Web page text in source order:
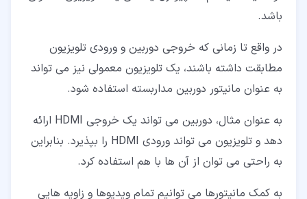
باشد.
در واقع تا زمانی که خروجی دوربین و ورودی تلویزیون
مطابقت داشته باشند، یک تلویزیون معمولی نیز می تواند
به عنوان مانیتور دوربین مداربسته استفاده شود.
به عنوان مثال، دوربین می تواند یک خروجی HDMI ارائه
دهد و تلویزیون می تواند ورودی HDMI را بپذیرد. بنابراین
به راحتی می توان از آن ها با هم استفاده کرد.
به کمک مانیتورها می توانیم تمام ویدیوها و زاویه هایی